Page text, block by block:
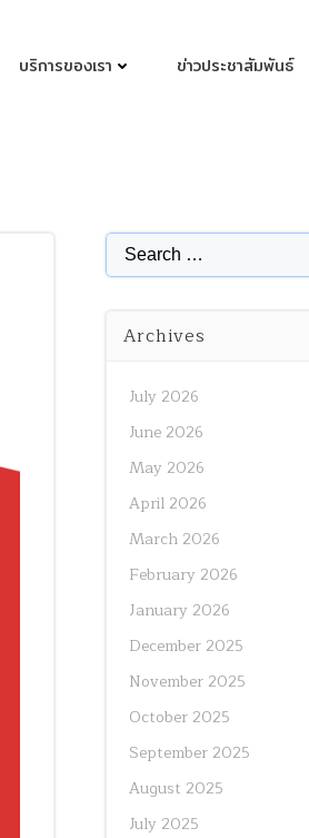
บริการของเรา ข่าวประชาสัมพันธ์
Search
for:
Archives
July 2026
June 2026
May 2026
April 2026
March 2026
February 2026
January 2026
December 2025
November 2025
October 2025
September 2025
August 2025
July 2025